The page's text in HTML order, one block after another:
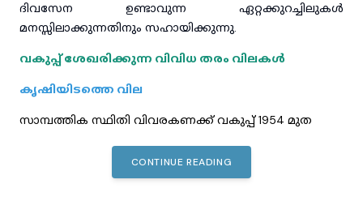
ദിവസേന ഉണ്ടാവുന്ന ഏറ്റക്കുറച്ചിലുകൾ
മനസ്സിലാക്കുന്നതിനും സഹായിക്കുന്നു.
വകുപ്പ് ശേഖരിക്കുന്ന വിവിധ തരം വിലകൾ
കൃഷിയിടത്തെ വില
സാമ്പത്തിക സ്ഥിതി വിവരകണക്ക് വകുപ്പ് 1954 മുത
CONTINUE READING